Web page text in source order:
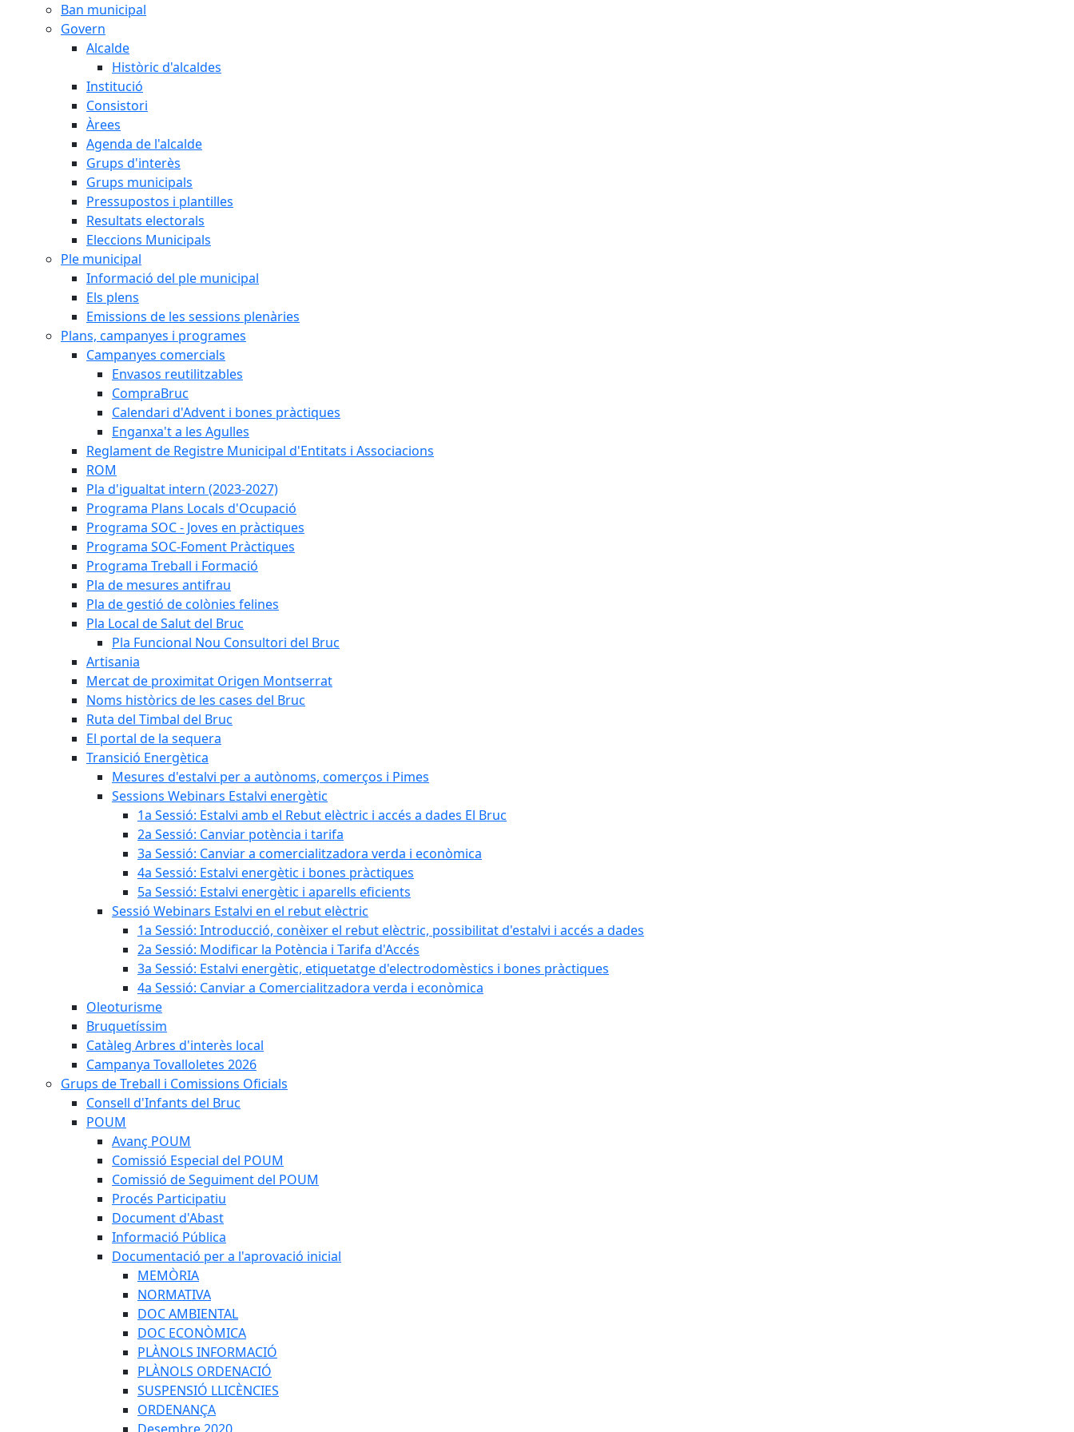
Ban municipal
Govern
Alcalde
Històric d'alcaldes
Institució
Consistori
Àrees
Agenda de l'alcalde
Grups d'interès
Grups municipals
Pressupostos i plantilles
Resultats electorals
Eleccions Municipals
Ple municipal
Informació del ple municipal
Els plens
Emissions de les sessions plenàries
Plans, campanyes i programes
Campanyes comercials
Envasos reutilitzables
CompraBruc
Calendari d'Advent i bones pràctiques
Enganxa't a les Agulles
Reglament de Registre Municipal d'Entitats i Associacions
ROM
Pla d'igualtat intern (2023-2027)
Programa Plans Locals d'Ocupació
Programa SOC - Joves en pràctiques
Programa SOC-Foment Pràctiques
Programa Treball i Formació
Pla de mesures antifrau
Pla de gestió de colònies felines
Pla Local de Salut del Bruc
Pla Funcional Nou Consultori del Bruc
Artisania
Mercat de proximitat Origen Montserrat
Noms històrics de les cases del Bruc
Ruta del Timbal del Bruc
El portal de la sequera
Transició Energètica
Mesures d'estalvi per a autònoms, comerços i Pimes
Sessions Webinars Estalvi energètic
1a Sessió: Estalvi amb el Rebut elèctric i accés a dades El Bruc
2a Sessió: Canviar potència i tarifa
3a Sessió: Canviar a comercialitzadora verda i econòmica
4a Sessió: Estalvi energètic i bones pràctiques
5a Sessió: Estalvi energètic i aparells eficients
Sessió Webinars Estalvi en el rebut elèctric
1a Sessió: Introducció, conèixer el rebut elèctric, possibilitat d'estalvi i accés a dades
2a Sessió: Modificar la Potència i Tarifa d'Accés
3a Sessió: Estalvi energètic, etiquetatge d'electrodomèstics i bones pràctiques
4a Sessió: Canviar a Comercialitzadora verda i econòmica
Oleoturisme
Bruquetíssim
Catàleg Arbres d'interès local
Campanya Tovalloletes 2026
Grups de Treball i Comissions Oficials
Consell d'Infants del Bruc
POUM
Avanç POUM
Comissió Especial del POUM
Comissió de Seguiment del POUM
Procés Participatiu
Document d'Abast
Informació Pública
Documentació per a l'aprovació inicial
MEMÒRIA
NORMATIVA
DOC AMBIENTAL
DOC ECONÒMICA
PLÀNOLS INFORMACIÓ
PLÀNOLS ORDENACIÓ
SUSPENSIÓ LLICÈNCIES
ORDENANÇA